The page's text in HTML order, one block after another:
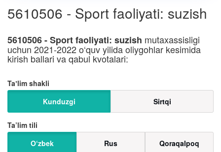
5610506 - Sport faoliyati: suzish
5610506 - Sport faoliyati: suzish mutaxassisligi
uchun 2021-2022 o‘quv yilida oliygohlar kesimida
kirish ballari va qabul kvotalari:
Taʼlim shakli
Kunduzgi
Sirtqi
Ta’lim tili
O‘zbek
Rus Qoraqalpoq